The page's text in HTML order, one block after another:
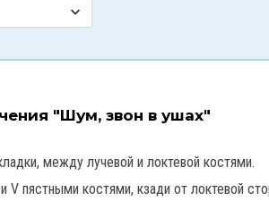
"Шум, звон в ушах"
между лучевой и локтевой костями.
пястными костями, кзади от локтевой